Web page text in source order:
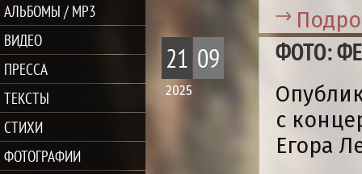
АЛЬБОМЫ / MP3
ВИДЕО
ПРЕССА
ТЕКСТЫ
СТИХИ
ФОТОГРАФИИ
21 09
2025
ФОТО:
с
Егора